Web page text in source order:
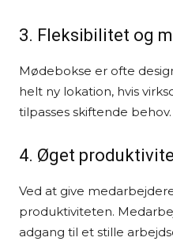
3. Fleksibilitet og
Mødebokse er ofte
helt ny lokation, hvis
tilpasses skiftende behov.
4. Øget
Ved at give
produktiviteten.
adgang til et stille